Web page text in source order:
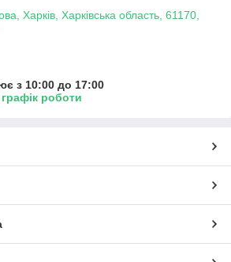
Харків, Харківська область, 61170,
з 10:00 до 17:00
роботи